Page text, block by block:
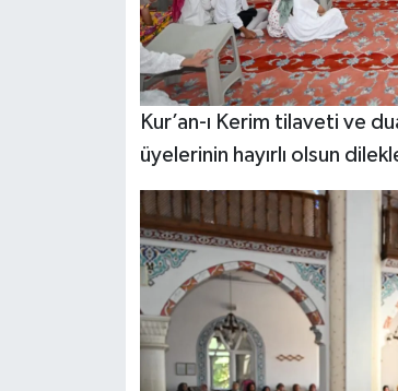
Kur’an-ı Kerim tilaveti ve
üyelerinin hayırlı olsun